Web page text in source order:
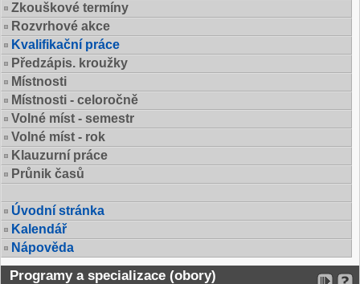
Zkouškové termíny
Rozvrhové akce
Kvalifikační práce
Předzápis. kroužky
Místnosti
Místnosti - celoročně
Volné míst - semestr
Volné míst - rok
Klauzurní práce
Průnik časů
Úvodní stránka
Kalendář
Nápověda
Programy a specializace (obory)